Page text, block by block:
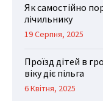
Як самостійно
лічильнику
19 Серпня, 2025
Проїзд дітей в
віку діє пільга
6 Квітня, 2025